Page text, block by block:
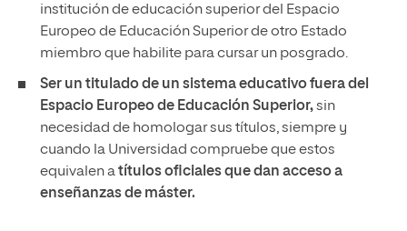
institución de educación superior del Espacio
Europeo de Educación Superior de otro Estado
miembro que habilite para cursar un posgrado.
Ser un titulado de un sistema educativo fuera del
Espacio Europeo de Educación Superior,sin
necesidad de homologar sus títulos, siempre y
cuando la Universidad compruebe que estos
equivalen atítulos oficiales que dan acceso a
enseñanzas de máster.